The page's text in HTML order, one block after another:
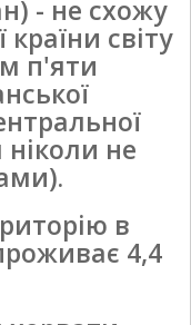
- не схожу
світу
п'яти
не
в
4,4